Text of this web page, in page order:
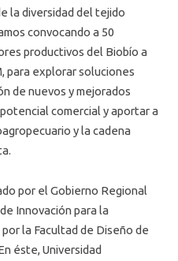
la diversidad del tejido
convocando a 50
productivos del Biobío a
para explorar soluciones
de nuevos y mejorados
comercial y aportar a
y la cadena
por el Gobierno Regional
Innovación para la
la Facultad de Diseño de
éste, Universidad